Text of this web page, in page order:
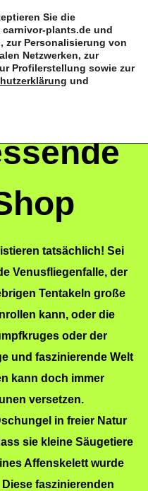
tatsächlich! Sei
Venusfliegenfalle, der
Tentakeln große
kann, oder die
oder der
und faszinierende Welt
kann doch immer
versetzen.
in freier Natur
sie kleine Säugetiere
Affenskelett wurde
faszinierenden
Sie die
plants.de und
zur Personalisierung von
Netzwerken, zur
Profilerstellung sowie zur
und